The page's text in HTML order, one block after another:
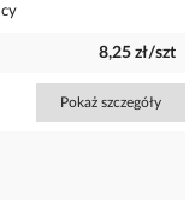
8,25 zł/szt
Pokaż szczegóły